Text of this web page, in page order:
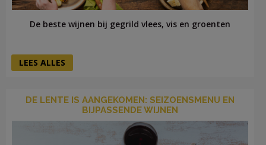
De beste wijnen bij gegrild vlees, vis en groenten
LEES ALLES
DE LENTE IS AANGEKOMEN: SEIZOENSMENU EN
BIJPASSENDE WIJNEN